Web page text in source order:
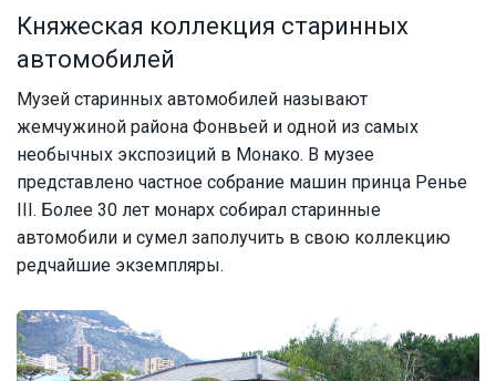
Княжеская коллекция старинных
автомобилей
Музей старинных автомобилей называют
жемчужиной района Фонвьей и одной из самых
необычных экспозиций в Монако. В музее
представлено частное собрание машин принца Ренье
III. Более 30 лет монарх собирал старинные
автомобили и сумел заполучить в свою коллекцию
редчайшие экземпляры.